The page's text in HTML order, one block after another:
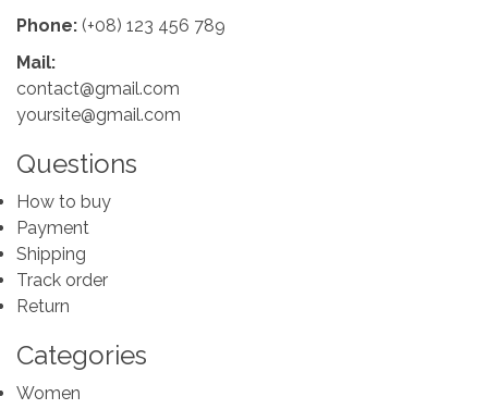
Phone: (+08) 123 456 789
Mail:
contact@gmail.com
yoursite@gmail.com
Questions
How to buy
Payment
Shipping
Track order
Return
Categories
Women